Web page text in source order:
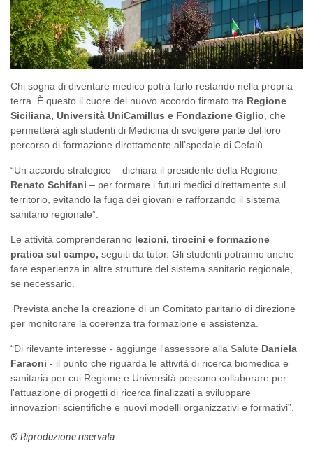
Chi sogna di diventare medico potrà farlo restando nella propria
terra. È questo il cuore del nuovo accordo firmato tra Regione
Siciliana, Università UniCamillus e Fondazione Giglio , che
permetterà agli studenti di Medicina di svolgere parte del loro
percorso di formazione direttamente all’spedale di Cefalù.
“Un accordo strategico – dichiara il presidente della Regione
Renato Schifani – per formare i futuri medici direttamente sul
territorio, evitando la fuga dei giovani e rafforzando il sistema
sanitario regionale”.
Le attività comprenderanno lezioni, tirocini e formazione
pratica sul campo, seguiti da tutor. Gli studenti potranno anche
fare esperienza in altre strutture del sistema sanitario regionale,
se necessario.
Prevista anche la creazione di un Comitato paritario di direzione
per monitorare la coerenza tra formazione e assistenza.
“Di rilevante interesse - aggiunge l'assessore alla Salute Daniela
Faraoni - il punto che riguarda le attività di ricerca biomedica e
sanitaria per cui Regione e Università possono collaborare per
l'attuazione di progetti di ricerca finalizzati a sviluppare
innovazioni scientifiche e nuovi modelli organizzativi e formativi”.
® Riproduzione riservata